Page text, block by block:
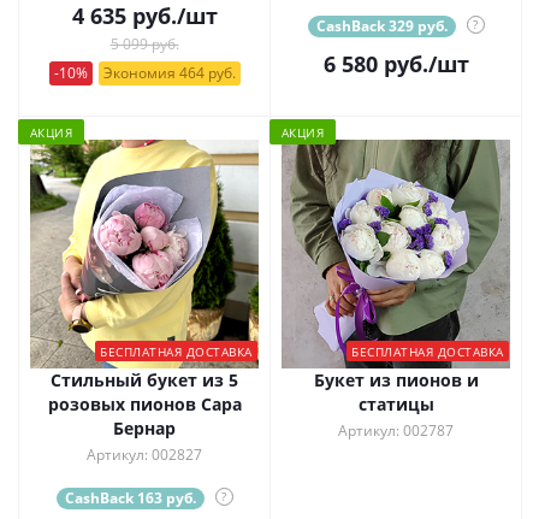
4 635руб./шт
5 099 руб.
-10%
Экономия 464 руб.
CashBack 329 руб. ?
6 580руб./шт
АКЦИЯ
БЕСПЛАТНАЯ ДОСТАВКА
Стильный букет из 5
розовых пионов Сара
Бернар
Артикул: 002827
CashBack 163 руб. ?
АКЦИЯ
БЕСПЛАТНАЯ ДОСТАВКА
Букет из пионов и
статицы
Артикул: 002787